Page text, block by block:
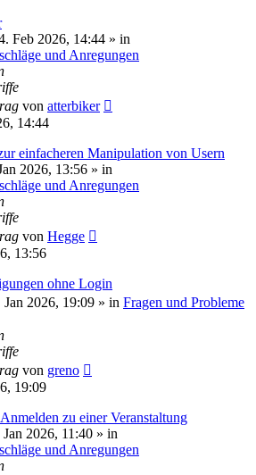
Feb 2026, 14:44 » in
und Anregungen
von atterbiker
14:44
einfacheren Manipulation von Usern
2026, 13:56 » in
und Anregungen
von Hegge
13:56
ohne Login
Jan 2026, 19:09 » in Fragen und Probleme
von greno
19:09
zu einer Veranstaltung
Jan 2026, 11:40 » in
und Anregungen